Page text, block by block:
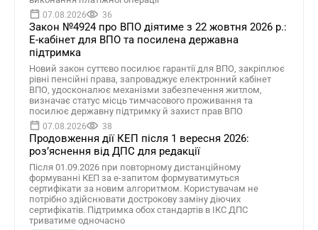
07.08.2026 36
Закон №4924 про ВПО діятиме з 22 жовтня 2026 р.:
Е-кабінет для ВПО та посилена державна
підтримка
Новий закон суттєво посилює гарантії для ВПО, закріплює
рівні пенсійні права, запроваджує електронний кабінет
ВПО, удосконалює механізми забезпечення житлом,
визначає статус місць тимчасового проживання та
посилює державну підтримку й захист прав ВПО
07.08.2026 38
Продовження дії КЕП після 1 вересня 2026:
розʼяснення від ДПС для редакції
Після 01.09.2026 при повторному дистанційному
формуванні КЕП за е-запитом формуватимуться
сертифікати за новим алгоритмом. Користувачам не
потрібно здійснювати дострокову заміну діючих
сертифікатів. Підтримка обох стандартів в ІКС ДПС
триватиме одночасно